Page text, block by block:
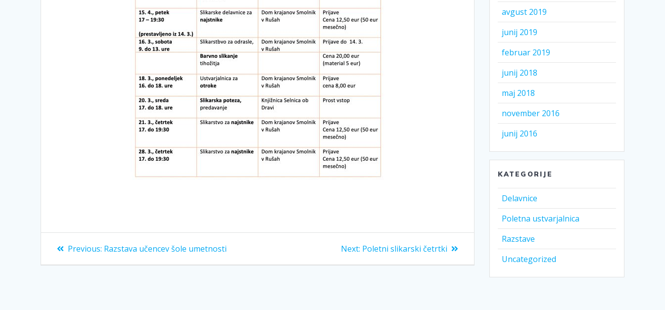
Previous: Razstava učencev šole umetnosti Next: Poletni slikarski četrtki
avgust 2019
junij 2019
februar 2019
junij 2018
maj 2018
november 2016
junij 2016
KATEGORIJE
Delavnice
Poletna ustvarjalnica
Razstave
Uncategorized